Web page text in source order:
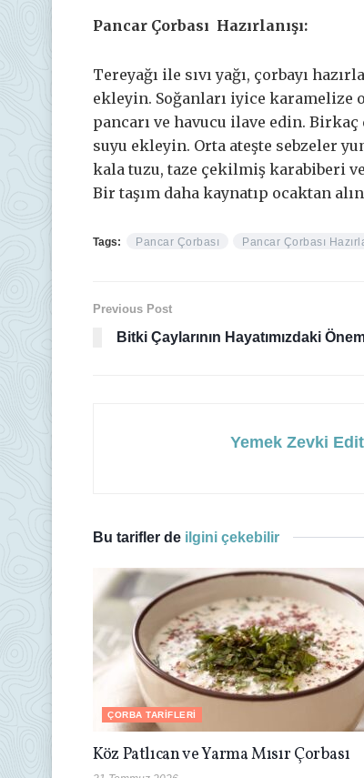
Pancar Çorbası Hazırlanışı:
Tereyağı ile sıvı yağı, çorbayı
ekleyin. Soğanları iyice karamelize
pancarı ve havucu ilave edin.
suyu ekleyin. Orta ateşte sebzeler
kala tuzu, taze çekilmiş karabiberi
Bir taşım daha kaynatıp ocaktan
Tags: Pancar Çorbası Pancar Çorbası
Previous Post
Bitki Çaylarının Hayatımızdaki
Yemek Zevki
Bu tarifler de ilgini çekebilir
ÇORBA TARIFLERI
Köz Patlıcan ve Yarma Mısır Çorbası